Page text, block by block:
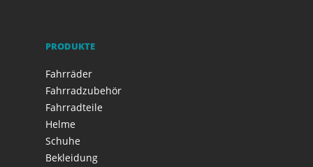
PRODUKTE
Fahrräder
Fahrradzubehör
Fahrradteile
Helme
Schuhe
Bekleidung